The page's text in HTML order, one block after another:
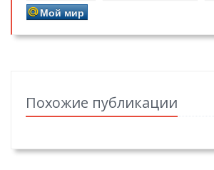
Мой мир
Похожие публикации